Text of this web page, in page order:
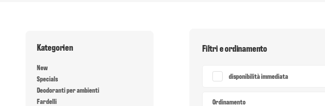
Filtri e ordinamento
disponibilità immediata
Ordinamento
Kategorien
New
Specials
Deodoranti per ambienti
Fardelli